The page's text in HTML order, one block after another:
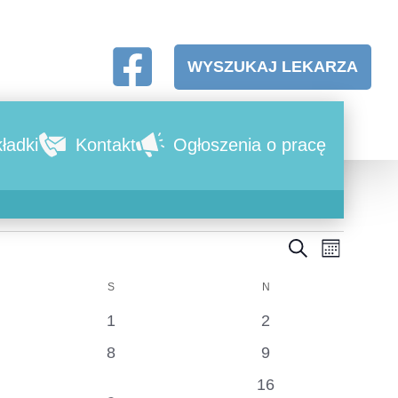
WYSZUKAJ LEKARZA
Kontakt Ogłoszenia o pracę
SZUKAJMIESIĄC
S N
0
wydarzenia
1
0
wydarzenia
2
0
8
0
wydarzenia
9
0
16